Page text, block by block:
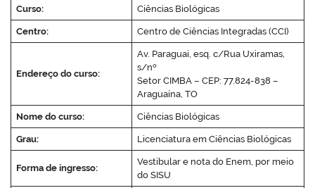
Curso: Ciências Biológicas
Centro: Centro de Ciências Integradas (CCI)
Endereço do curso:
Av. Paraguai, esq. c/Rua Uxiramas,
s/nº
Setor CIMBA – CEP: 77.824-838 –
Araguaína, TO
Nome do curso: Ciências Biológicas
Grau: Licenciatura em Ciências Biológicas
Forma de ingresso:
Vestibular e nota do Enem, por meio
do SISU